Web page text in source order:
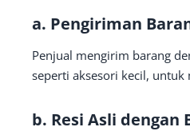
a. Pengiriman
Penjual mengirim barang
seperti aksesori kecil, untuk
b. Resi Asli dengan